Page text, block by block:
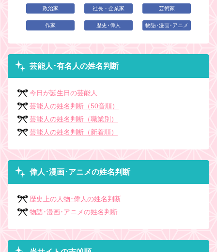
政治家 社長・企業家 芸術家
作家 歴史･偉人 物語･漫画･アニメ
芸能人･有名人の姓名判断
今日が誕生日の芸能人
芸能人の姓名判断（50音順）
芸能人の姓名判断（職業別）
芸能人の姓名判断（新着順）
偉人･漫画･アニメの姓名判断
歴史上の人物･偉人の姓名判断
物語･漫画･アニメの姓名判断